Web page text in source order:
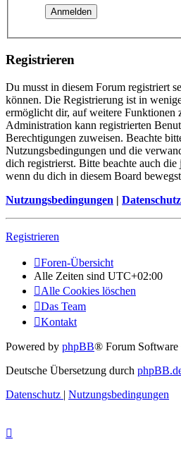
Registrieren
Du musst in diesem Forum registriert
können. Die Registrierung ist in
ermöglicht dir, auf weitere Funktionen
Administration kann registrierten
Berechtigungen zuweisen. Beachte
Nutzungsbedingungen und die
dich registrierst. Bitte beachte auch
wenn du dich in diesem Board
Nutzungsbedingungen |
Registrieren
Foren-Übersicht
Alle Zeiten sind UTC+02:00
Alle Cookies löschen
Das Team
Kontakt
Powered by phpBB® Forum
Deutsche Übersetzung durch
Datenschutz | Nutzungsbedingungen